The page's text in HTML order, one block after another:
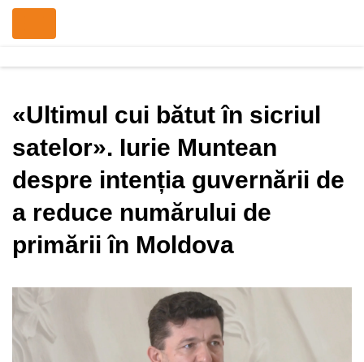
«Ultimul cui bătut în sicriul
satelor». Iurie Muntean
despre intenția guvernării de
a reduce numărului de
primării în Moldova